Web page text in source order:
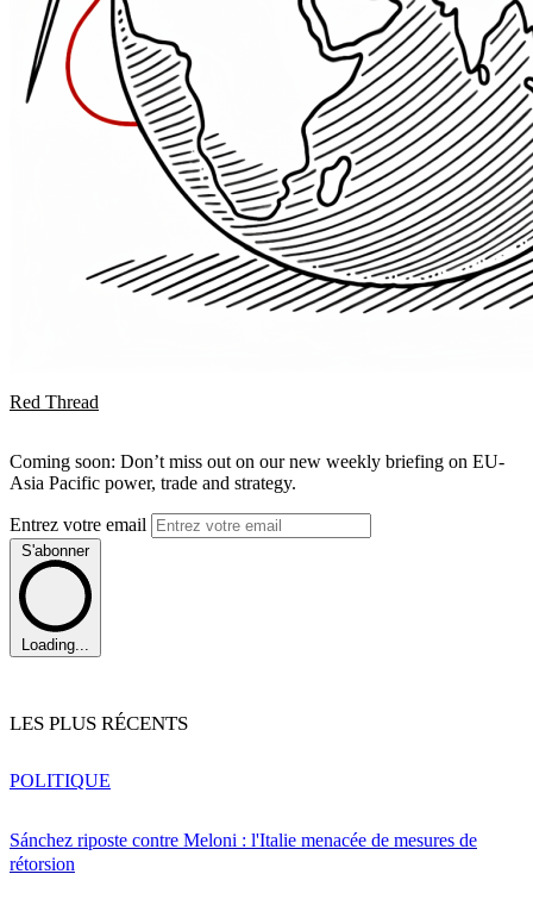
Red Thread
Coming soon: Don’t miss out on our new weekly briefing on EU-
Asia Pacific power, trade and strategy.
Entrez votre email
S'abonner
Loading...
LES PLUS RÉCENTS
Sánchez riposte contre Meloni : l'Italie menacée de mesures de
rétorsion
POLITIQUE